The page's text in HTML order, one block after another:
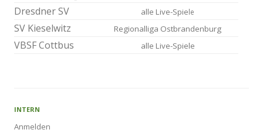
Dresdner SV alle Live-Spiele
SV Kieselwitz Regionalliga Ostbrandenburg
VBSF Cottbus alle Live-Spiele
INTERN
Anmelden